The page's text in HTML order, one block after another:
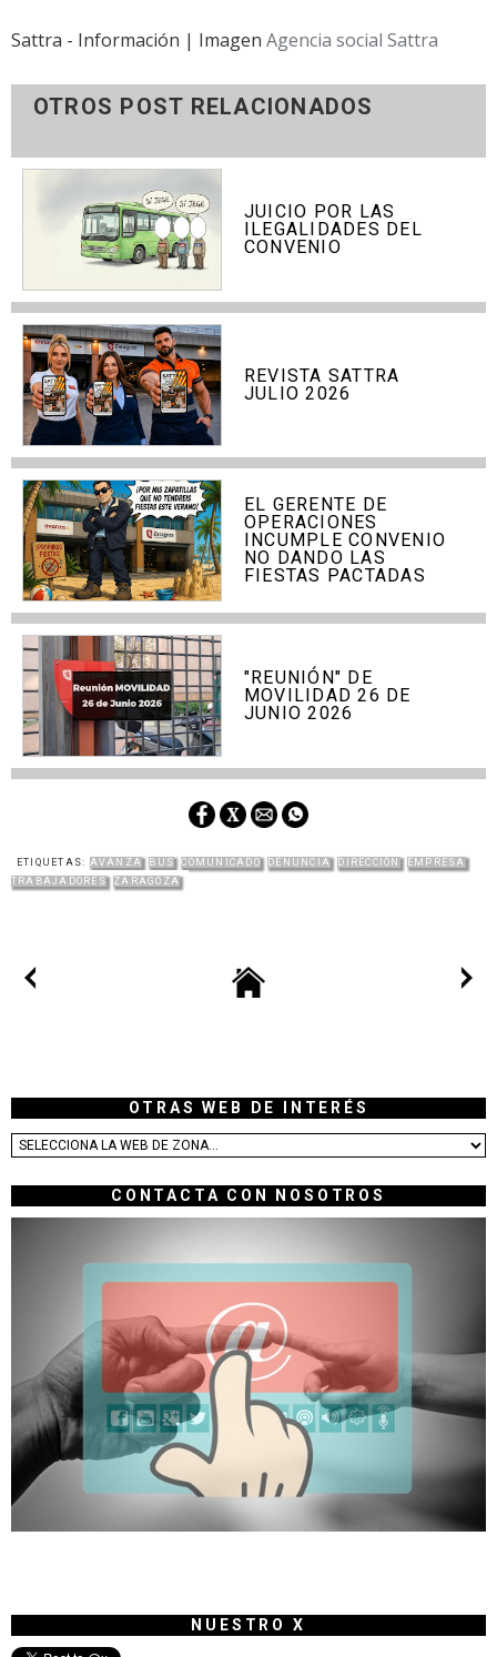
Sattra - Información | Imagen Agencia social Sattra
OTROS POST RELACIONADOS
JUICIO POR LAS
ILEGALIDADES DEL
CONVENIO
REVISTA SATTRA
JULIO 2026
EL GERENTE DE
OPERACIONES
INCUMPLE CONVENIO
NO DANDO LAS
FIESTAS PACTADAS
"REUNIÓN" DE
MOVILIDAD 26 DE
JUNIO 2026
ETIQUETAS: AVANZA BUS COMUNICADO DENUNCIA DIRECCIÓN
EMPRESA
TRABAJADORES
ZARAGOZA
OTRAS WEB DE INTERÉS
CONTACTA CON NOSOTROS
NUESTRO X